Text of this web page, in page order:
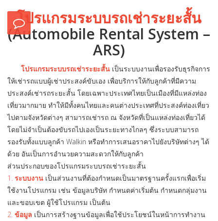
โปรแกรมระบบรถเช่าระยะสั้น
(Automobile Rental System –
ARS)
โปรแกรมระบบรถเช่าระยะสั้น เป็นระบบงานเพื่อรองรับธุรกิจการ
ให้เช่ารถแบบผู้เช่าประสงค์ขับเอง เพื่อบริการให้กับลูกค้าที่มีความ
ประสงค์เช่ารถระยะสั้น โดยเฉพาะประเทศไทยเป็นเมืองที่มีแหล่งท่อง
เที่ยวมากมาย ทำให้มีทั้งคนไทยและคนต่างประเทศที่ประสงค์ท่องเที่ยว
ไปตามจังหวัดต่างๆ สามารถเช่ารถ ณ จังหวัดที่เป็นแหล่งท่องเที่ยวได้
โดยไม่จำเป็นต้องขับรถไปเองเป็นระยะทางไกลๆ ซึ่งระบบสามารถ
รองรับทั้งแบบลูกค้า Walkin หรือทำการเสนอราคาไปยังบริษัทต่างๆ ได้
ด้วย อันเป็นการอำนวยความสะดวกให้กับลูกค้า
ส่วนประกอบของโปรแกรมระบบรถเช่าระยะสั้น
1. ระบบงาน เป็นส่วนงานที่ต้องกำหนดเป็นมาตรฐานครั้งแรกเพื่อเริ่ม
ใช้งานโปรแกรม เช่น ข้อมูลบริษัท กำหนดค่าเริ่มต้น กำหนดกลุ่มงาน
และขอบเขต ผู้ใช้โปรแกรม เป็นต้น
2. ข้อมูล เป็นการสร้างฐานข้อมูลเพื่อใช้ประโยชน์ในหน้าการทำงาน